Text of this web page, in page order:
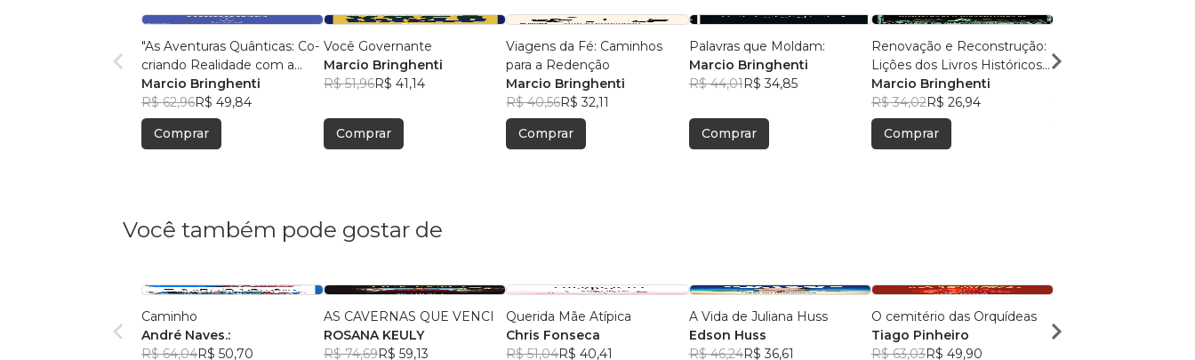
"As Aventuras Quânticas: Co-
criando Realidade com a
Bíblia"
Marcio Bringhenti
R$ 62,96R$ 49,84
Comprar
Você Governante
Marcio Bringhenti
R$ 51,96R$ 41,14
Comprar
Viagens da Fé: Caminhos
para a Redenção
Marcio Bringhenti
R$ 40,56R$ 32,11
Comprar
Palavras que Moldam:
Marcio Bringhenti
R$ 44,01R$ 34,85
Comprar
Renovação e Reconstrução:
Lições dos Livros Históricos
da Bíblia
Marcio Bringhenti
R$ 34,02R$ 26,94
Comprar
Eternas:
Você também pode gostar de
Caminho
André Naves.:
R$ 64,04R$ 50,70
AS CAVERNAS QUE VENCI
ROSANA KEULY
R$ 74,69R$ 59,13
Querida Mãe Atípica
Chris Fonseca
R$ 51,04R$ 40,41
A Vida de Juliana Huss
Edson Huss
R$ 46,24R$ 36,61
O cemitério das Orquídeas
Tiago Pinheiro
R$ 63,03R$ 49,90
DOR